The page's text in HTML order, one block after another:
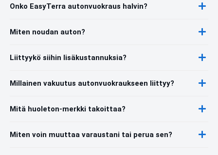
Onko EasyTerra autonvuokraus halvin?
Miten noudan auton?
Liittyykö siihin lisäkustannuksia?
Millainen vakuutus autonvuokraukseen liittyy?
Mitä huoleton-merkki takoittaa?
Miten voin muuttaa varaustani tai perua sen?